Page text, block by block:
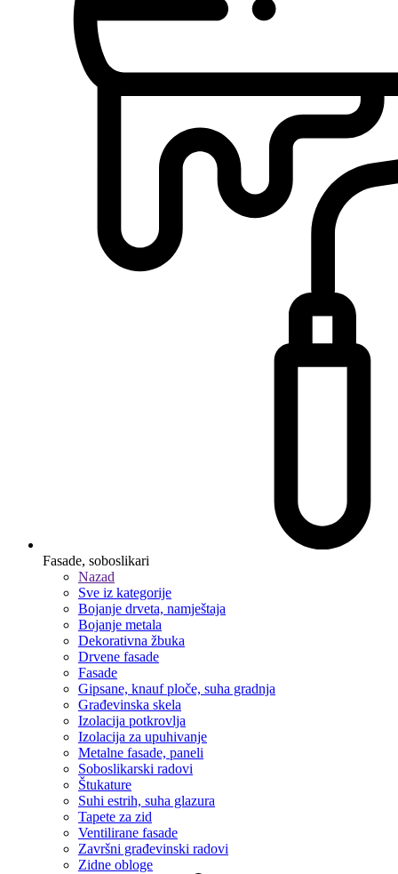
Fasade, soboslikari
Nazad
Sve iz kategorije
Bojanje drveta, namještaja
Bojanje metala
Dekorativna žbuka
Drvene fasade
Fasade
Gipsane, knauf ploče, suha gradnja
Građevinska skela
Izolacija potkrovlja
Izolacija za upuhivanje
Metalne fasade, paneli
Soboslikarski radovi
Štukature
Suhi estrih, suha glazura
Tapete za zid
Ventilirane fasade
Završni građevinski radovi
Zidne obloge